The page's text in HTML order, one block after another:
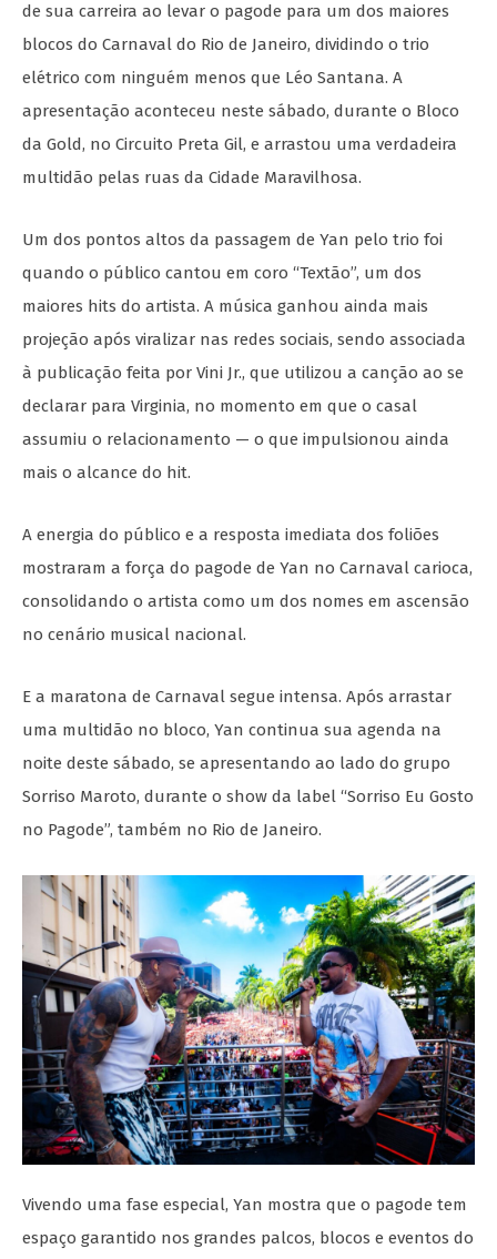
de sua carreira ao levar o pagode para um dos maiores
blocos do Carnaval do Rio de Janeiro, dividindo o trio
elétrico com ninguém menos que Léo Santana. A
apresentação aconteceu neste sábado, durante o Bloco
da Gold, no Circuito Preta Gil, e arrastou uma verdadeira
multidão pelas ruas da Cidade Maravilhosa.
Um dos pontos altos da passagem de Yan pelo trio foi
quando o público cantou em coro “Textão”, um dos
maiores hits do artista. A música ganhou ainda mais
projeção após viralizar nas redes sociais, sendo associada
à publicação feita por Vini Jr., que utilizou a canção ao se
declarar para Virginia, no momento em que o casal
assumiu o relacionamento — o que impulsionou ainda
mais o alcance do hit.
A energia do público e a resposta imediata dos foliões
mostraram a força do pagode de Yan no Carnaval carioca,
consolidando o artista como um dos nomes em ascensão
no cenário musical nacional.
E a maratona de Carnaval segue intensa. Após arrastar
uma multidão no bloco, Yan continua sua agenda na
noite deste sábado, se apresentando ao lado do grupo
Sorriso Maroto, durante o show da label “Sorriso Eu Gosto
no Pagode”, também no Rio de Janeiro.
Vivendo uma fase especial, Yan mostra que o pagode tem
espaço garantido nos grandes palcos, blocos e eventos do